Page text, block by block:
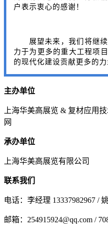
户表示衷心的感谢！
展望未来，我们将继续
力于为更多的重大工程项
的现代化建设贡献更多的力
主办单位
上海华美高展览 & 复材应用
网
承办单位
上海华美高展览有限公司
联系我们
电话：李经理 13337982967 /
邮箱：254915924@qq.com /